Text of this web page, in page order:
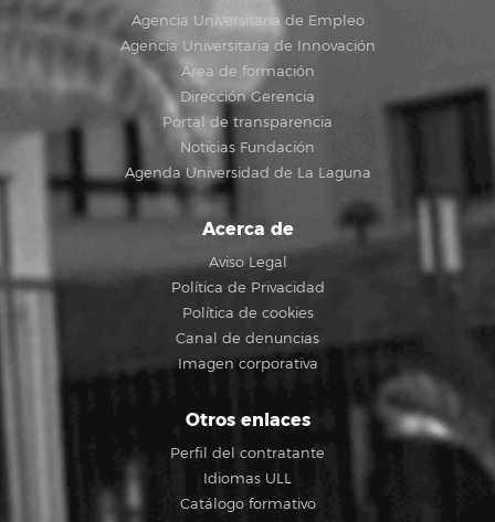
Agencia Universitaria de Empleo
Agencia Universitaria de Innovación
Área de formación
Dirección Gerencia
Portal de transparencia
Noticias Fundación
Agenda Universidad de La Laguna
Acerca de
Aviso Legal
Política de Privacidad
Política de cookies
Canal de denuncias
Imagen corporativa
Otros enlaces
Perfil del contratante
Idiomas ULL
Catálogo formativo